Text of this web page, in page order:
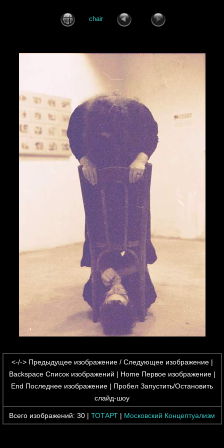
chair
<-/->Предыдущее изображение / Следующее изображение |
BackspaceСписок изображений | HomeПервое изображение |
End Последнее изображение | Пробел Запустить/Остановить
слайд-шоу
Всего изображений: 30 | ТОТАРТ | Московский Концептуализм